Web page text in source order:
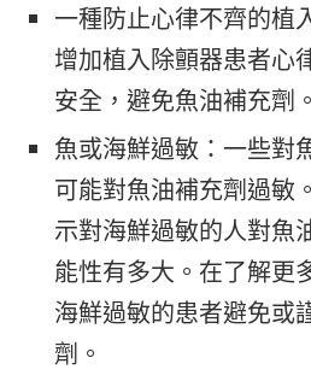
一種防止心律不齊的植
增加植入除顫器患者心
安全，避免魚油補充劑。
魚或海鮮過敏：一些對
可能對魚油補充劑過敏
示對海鮮過敏的人對魚
能性有多大。在了解更
海鮮過敏的患者避免或
劑。